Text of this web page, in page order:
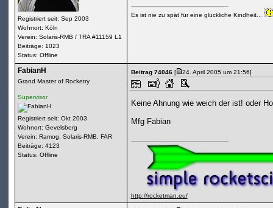
Registriert seit: Sep 2003
Wohnort: Köln
Verein: Solaris-RMB / TRA #11159 L1
Beiträge: 1023
Status: Offline
Es ist nie zu spät für eine glückliche Kindheit...
FabianH
Grand Master of Rocketry
Supervisor
Registriert seit: Okt 2003
Wohnort: Gevelsberg
Verein: Ramog, Solaris-RMB, FAR
Beiträge: 4123
Status: Offline
Beitrag 74046[ 24. April 2005 um 21:56]
Keine Ahnung wie weich der ist! oder
Mfg Fabian
http://rocketman.eu/